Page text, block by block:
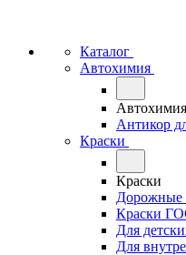
Каталог
Автохимия
Автохимия
Антикор
Краски
Краски
Дорожные
Краски
Для
Для